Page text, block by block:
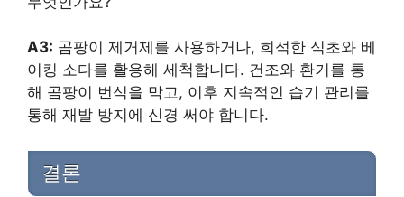
A3: 곰팡이 제거제를 사용하거나, 희석한 식초와 베
이킹 소다를 활용해 세척합니다. 건조와 환기를 통
해 곰팡이 번식을 막고, 이후 지속적인 습기 관리를
통해 재발 방지에 신경 써야 합니다.
결론